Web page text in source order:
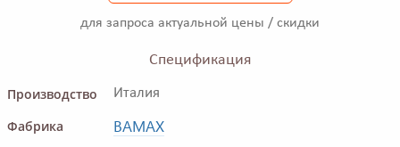
для запроса актуальной цены / скидки
Спецификация
Производство
Италия
Фабрика BAMAX